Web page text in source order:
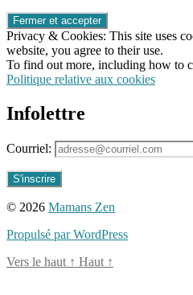
Privacy & Cookies: This site uses
website, you agree to their use.
To find out more, including how to
Politique relative aux cookies
Infolettre
Courriel:
© 2026 Mamans Zen
Propulsé par WordPress
Vers le haut ↑ Haut ↑